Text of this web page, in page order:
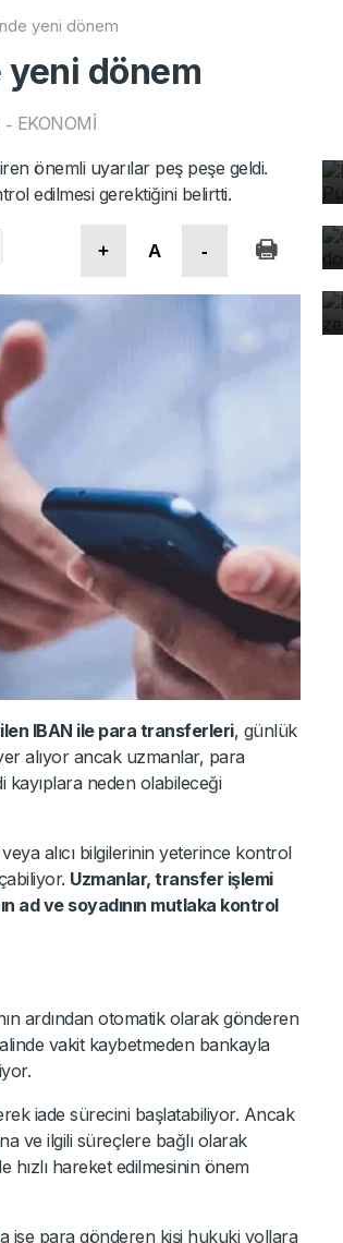
yeni dönem
dönem
- EKONOMİ
önemli uyarılar peş peşe geldi.
edilmesi gerektiğini belirtti.
+ A -
IBAN ile para transferleri, günlük
alıyor ancak uzmanlar, para
kayıplara neden olabileceği
alıcı bilgilerinin yeterince kontrol
Uzmanlar, transfer işlemi
ad ve soyadının mutlaka kontrol
ardından otomatik olarak gönderen
vakit kaybetmeden bankayla
iade sürecini başlatabiliyor. Ancak
ve ilgili süreçlere bağlı olarak
hızlı hareket edilmesinin önem
ise para gönderen kişi hukuki yollara